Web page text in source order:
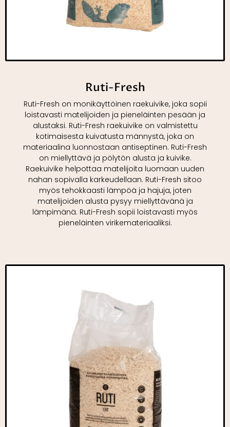
Ruti-Fresh
Ruti-Fresh on monikäyttöinen raekuivike, joka sopii
loistavasti matelijoiden ja pieneläinten pesään ja
alustaksi. Ruti-Fresh raekuivike on valmistettu
kotimaisesta kuivatusta männystä, joka on
materiaalina luonnostaan antiseptinen. Ruti-Fresh
on miellyttävä ja pölytön alusta ja kuivike.
Raekuivike helpottaa matelijoita luomaan uuden
nahan sopivalla karkeudellaan. Ruti-Fresh sitoo
myös tehokkaasti lämpöä ja hajuja, joten
matelijoiden alusta pysyy miellyttävänä ja
lämpimänä. Ruti-Fresh sopii loistavasti myös
pieneläinten virikemateriaaliksi.